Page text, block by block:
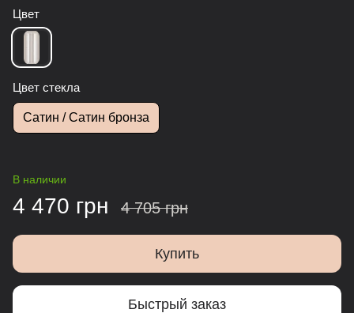
Цвет
Цвет стекла
Сатин / Сатин бронза
В наличии
4 470 грн 4 705 грн
Купить
Быстрый заказ